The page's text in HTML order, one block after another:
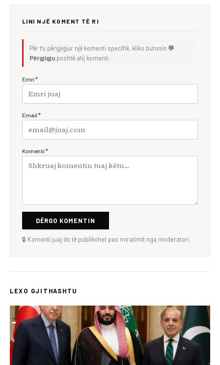
LINI NJË KOMENT TË RI
Për t'u përgjigjur një komenti specifik, kliko butonin 💬
Përgjigju poshtë atij komenti.
Emri *
Email *
Komenti *
DËRGO KOMENTIN
🔒 Komenti juaj do të publikohet pas miratimit nga moderatori.
LEXO GJITHASHTU